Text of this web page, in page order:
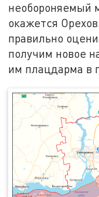
необороняемый
окажется
правильно
получим новое
им плацдарма в